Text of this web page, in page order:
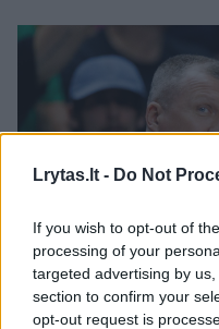
Lrytas.lt - Do Not
If you wish to opt-out of
processing of your
targeted advertising by
section to confirm your
opt-out request is